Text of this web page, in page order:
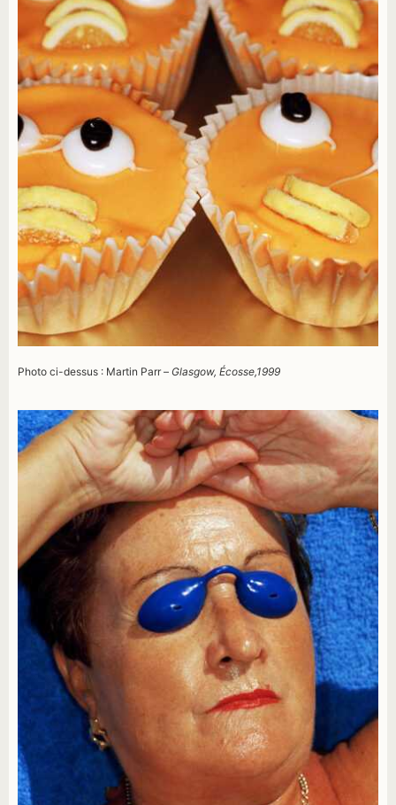
Photo ci-dessus : Martin Parr – Glasgow, Écosse,1999